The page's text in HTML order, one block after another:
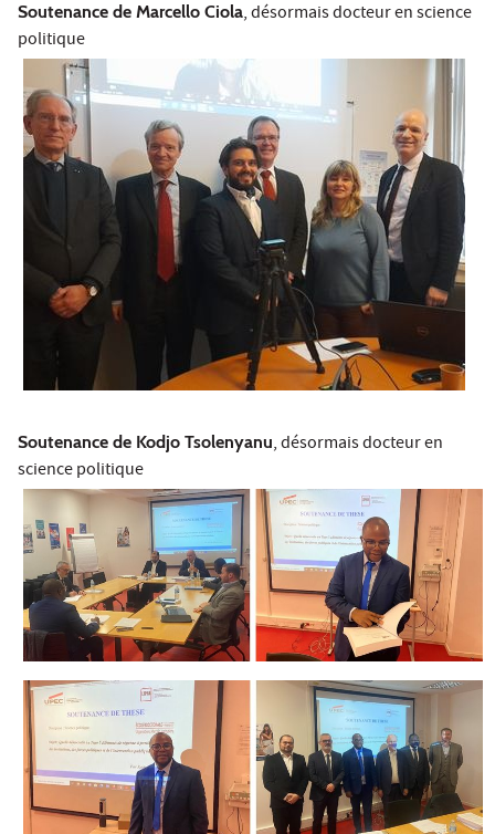
Soutenance de Marcello Ciola, désormais docteur en science
politique
Soutenance de Kodjo Tsolenyanu, désormais docteur en
science politique